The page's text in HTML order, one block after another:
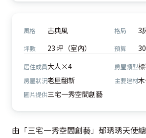
風格 古典風 格局 3
坪數 23 坪（室內） 預算
居住成員大人×4 房屋類型
房屋狀況老屋翻新 主要建材
圖片提供三宅一秀空間創藝
由「三宅一秀空間創藝」郁琇琇天使